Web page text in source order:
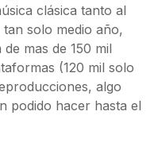
clásica tanto al
solo medio año,
mas de 150 mil
(120 mil solo
algo
podido hacer hasta el